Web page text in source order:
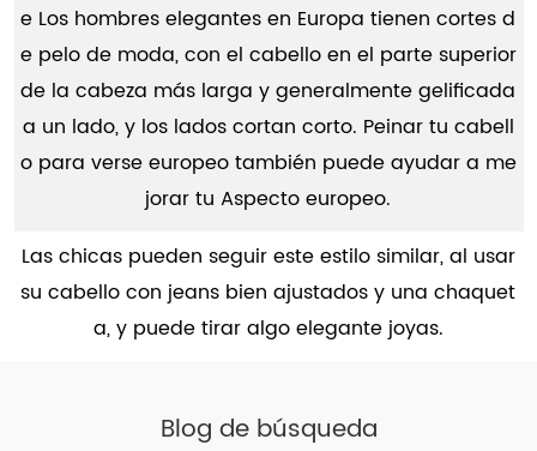
e Los hombres elegantes en Europa tienen cortes d
e pelo de moda, con el cabello en el parte superior
de la cabeza más larga y generalmente gelificada
a un lado, y los lados cortan corto. Peinar tu cabell
o para verse europeo también puede ayudar a me
jorar tu Aspecto europeo.
Las chicas pueden seguir este estilo similar, al usar
su cabello con jeans bien ajustados y una chaquet
a, y puede tirar algo elegante joyas.
Blog de búsqueda